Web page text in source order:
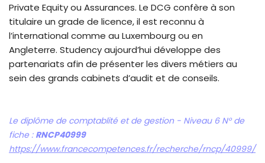
Private Equity ou Assurances. Le DCG confère à son
titulaire un grade de licence, il est reconnu à
l’international comme au Luxembourg ou en
Angleterre. Studency aujourd’hui développe des
partenariats afin de présenter les divers métiers au
sein des grands cabinets d’audit et de conseils.
Le diplôme de comptablité et de gestion - Niveau 6 N° de
fiche : RNCP40999
https://www.francecompetences.fr/recherche/rncp/40999/